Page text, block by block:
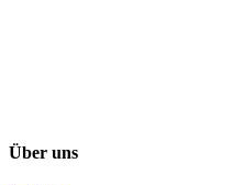
Über uns